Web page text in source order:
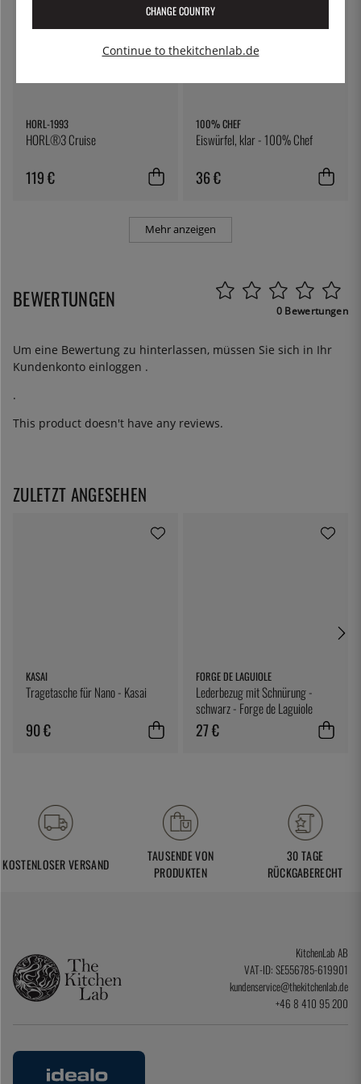
HORL-1993
HORL®3 Cruise
119 €
100% CHEF
Eiswürfel, klar - 100% Chef
36 €
Mehr anzeigen
BEWERTUNGEN 0 Bewertungen
Um eine Bewertung zu hinterlassen, müssen Sie sich in Ihr
Kundenkonto einloggen .
.
This product doesn't have any reviews.
ZULETZT ANGESEHEN
KASAI
Tragetasche für Nano - Kasai
90 €
FORGE DE LAGUIOLE
Lederbezug mit Schnürung -
schwarz - Forge de Laguiole
27 €
KOSTENLOSER VERSAND
TAUSENDE VON
PRODUKTEN
30 TAGE
RÜCKGABERECHT
KitchenLab AB
VAT-ID: SE556785-619901
kundenservice@thekitchenlab.de
+46 8 410 95 200
CHANGE COUNTRY
Continue to thekitchenlab.de